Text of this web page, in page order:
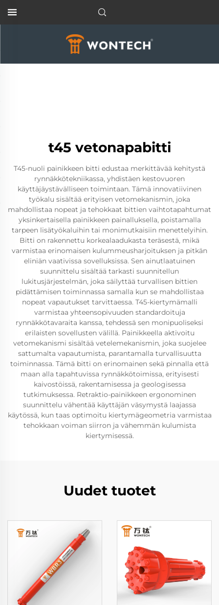
t45 vetonapabitti
T45-nuoli painikkeen bitti edustaa merkittävää kehitystä
rynnäkkötekniikassa, yhdistäen kestovuoren
käyttäjäystävälliseen toimintaan. Tämä innovatiivinen
työkalu sisältää erityisen vetomekanismin, joka
mahdollistaa nopeat ja tehokkaat bittien vaihtotapahtumat
yksinkertaisella painikkeen painalluksella, poistamalla
tarpeen lisätyökaluihin tai monimutkaisiin menettelyihin.
Bitti on rakennettu korkealaadukasta teräsestä, mikä
varmistaa erinomaisen kulummeusharjoituksen ja pitkän
eliniän vaativissa sovelluksissa. Sen ainutlaatuinen
suunnittelu sisältää tarkasti suunnitellun
lukitusjärjestelmän, joka säilyttää turvallisen bittien
pidättämisen toiminnassa samalla kun se mahdollistaa
nopeat vapautukset tarvittaessa. T45-kiertymämalli
varmistaa yhteensopivuuden standardoituja
rynnäkkötavaraita kanssa, tehdessä sen monipuoliseksi
erilaisten sovellusten välillä. Painikkeella aktivoitu
vetomekanismi sisältää vetelemekanismin, joka suojelee
sattumalta vapautumista, parantamalla turvallisuutta
toiminnassa. Tämä bitti on erinomainen sekä pinnalla että
maan alla tapahtuvissa rynnäkkötoimissa, erityisesti
kaivostöissä, rakentamisessa ja geologisessa
tutkimuksessa. Retraktio-painikkeen ergonominen
suunnittelu vähentää käyttäjän väsymystä laajassa
käytössä, kun taas optimoitu kiertymägeometria varmistaa
tehokkaan voiman siirron ja vähemmän kulumista
kiertymisessä.
Uudet tuotet